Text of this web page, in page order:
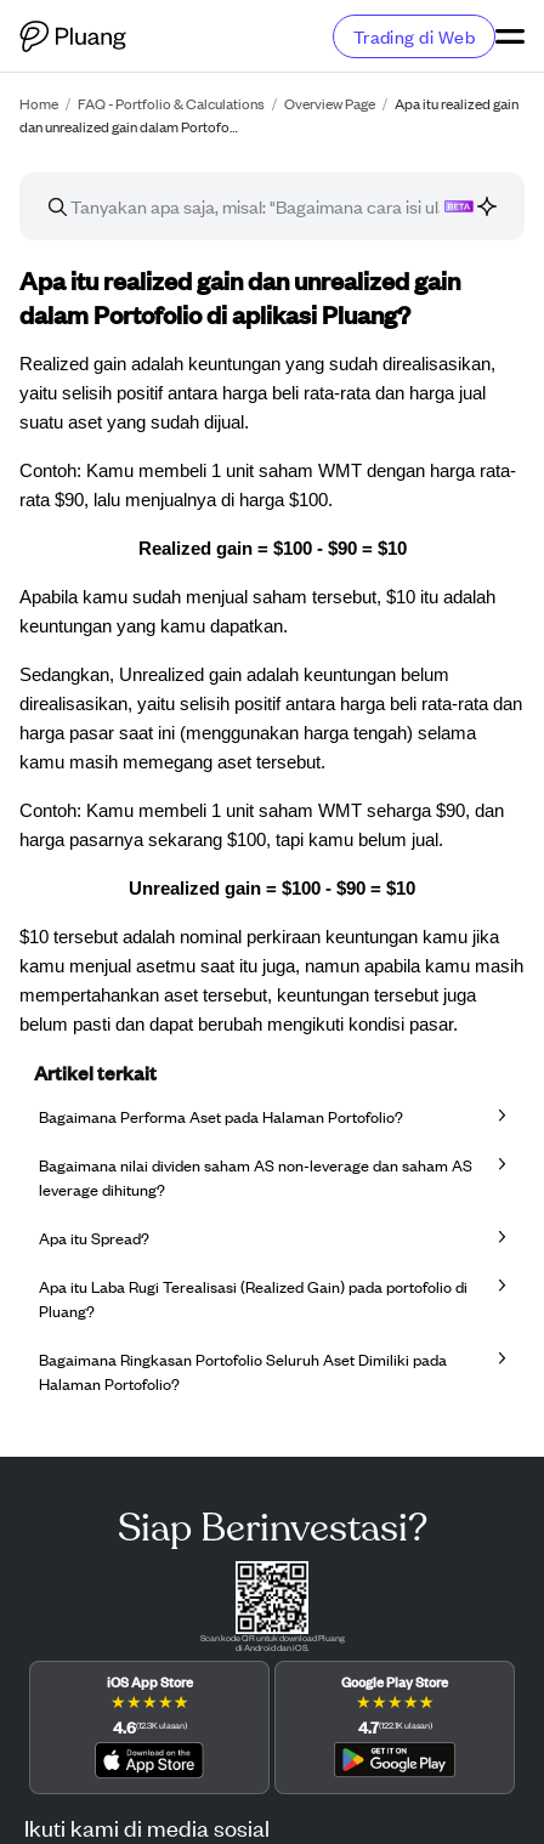
Trading di Web
Home / FAQ - Portfolio & Calculations / Overview Page / Apa itu realized gain
dan unrealized gain dalam Portofo…
Artikel FAQ
Apa itu realized gain dan unrealized gain
dalam Portofolio di aplikasi Pluang?
Realized gain adalah keuntungan yang sudah direalisasikan,
yaitu selisih positif antara harga beli rata-rata dan harga jual
suatu aset yang sudah dijual.
Contoh: Kamu membeli 1 unit saham WMT dengan harga rata-
rata $90, lalu menjualnya di harga $100.
Realized gain = $100 - $90 = $10
Apabila kamu sudah menjual saham tersebut, $10 itu adalah
keuntungan yang kamu dapatkan.
Sedangkan, Unrealized gain adalah keuntungan belum
direalisasikan, yaitu selisih positif antara harga beli rata-rata dan
harga pasar saat ini (menggunakan harga tengah) selama
kamu masih memegang aset tersebut.
Contoh: Kamu membeli 1 unit saham WMT seharga $90, dan
harga pasarnya sekarang $100, tapi kamu belum jual.
Unrealized gain = $100 - $90 = $10
$10 tersebut adalah nominal perkiraan keuntungan kamu jika
kamu menjual asetmu saat itu juga, namun apabila kamu masih
mempertahankan aset tersebut, keuntungan tersebut juga
belum pasti dan dapat berubah mengikuti kondisi pasar.
Artikel terkait
Bagaimana Performa Aset pada Halaman Portofolio?
Bagaimana nilai dividen saham AS non-leverage dan saham AS
leverage dihitung?
Apa itu Spread?
Apa itu Laba Rugi Terealisasi (Realized Gain) pada portofolio di
Pluang?
Bagaimana Ringkasan Portofolio Seluruh Aset Dimiliki pada
Halaman Portofolio?
Siap Berinvestasi?
Scan kode QR untuk download Pluang
di Android dan iOS.
iOS App Store
★★★★★
4.6(12.3K ulasan)
Google Play Store
★★★★★
4.7(122.1K ulasan)
Ikuti kami di media sosial